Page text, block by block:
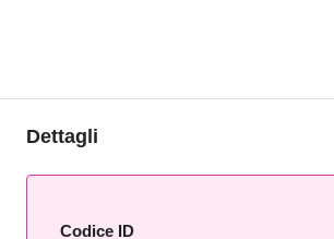
Dettagli
Codice ID